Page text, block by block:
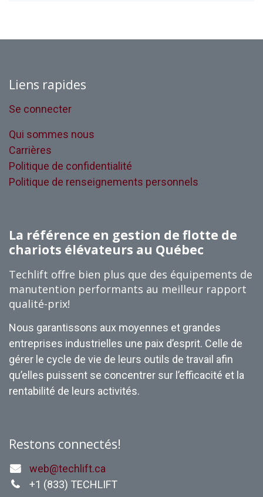
Liens rapides
Se connecter
Qui sommes nous
Carrières
Politique de confidentialité
Politique de renseignements personnels
La référence en gestion de flotte de
chariots élévateurs au Québec
Techlift offre bien plus que des équipements de
manutention performants au meilleur rapport
qualité-prix!
Nous garantissons aux moyennes et grandes
entreprises industrielles une paix d’esprit. Celle de
gérer le cycle de vie de leurs outils de travail afin
qu’elles puissent se concentrer sur l’efficacité et la
rentabilité de leurs activités.
Restons connectés!
web@techlift.ca
+1 (833) TECHLIFT